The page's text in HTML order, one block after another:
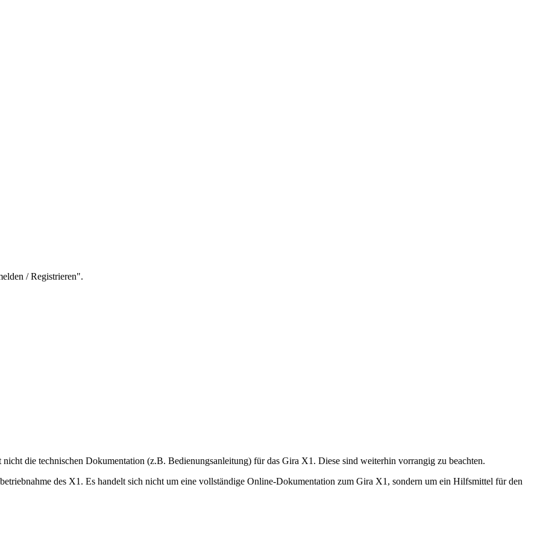
/ Registrieren".
die technischen Dokumentation (z.B. Bedienungsanleitung) für das Gira X1. Diese sind weiterhin vorrangig zu beachten.
des X1. Es handelt sich nicht um eine vollständige Online-Dokumentation zum Gira X1, sondern um ein Hilfsmittel für den